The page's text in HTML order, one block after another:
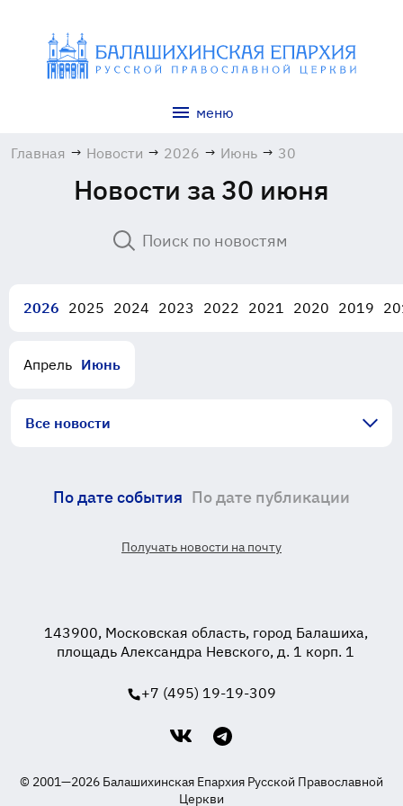
меню
Главная → Новости → 2026 → Июнь → 30
Новости за 30 июня
2026 2025 2024 2023 2022 2021 2020 2019
Апрель Июнь
Все новости
По дате события По дате публикации
Получать новости на почту
143900, Московская область, город Балашиха,
площадь Александра Невского, д. 1 корп. 1
+7 (495) 19-19-309
© 2001—2026 Балашихинская Епархия Русской Православной
Церкви